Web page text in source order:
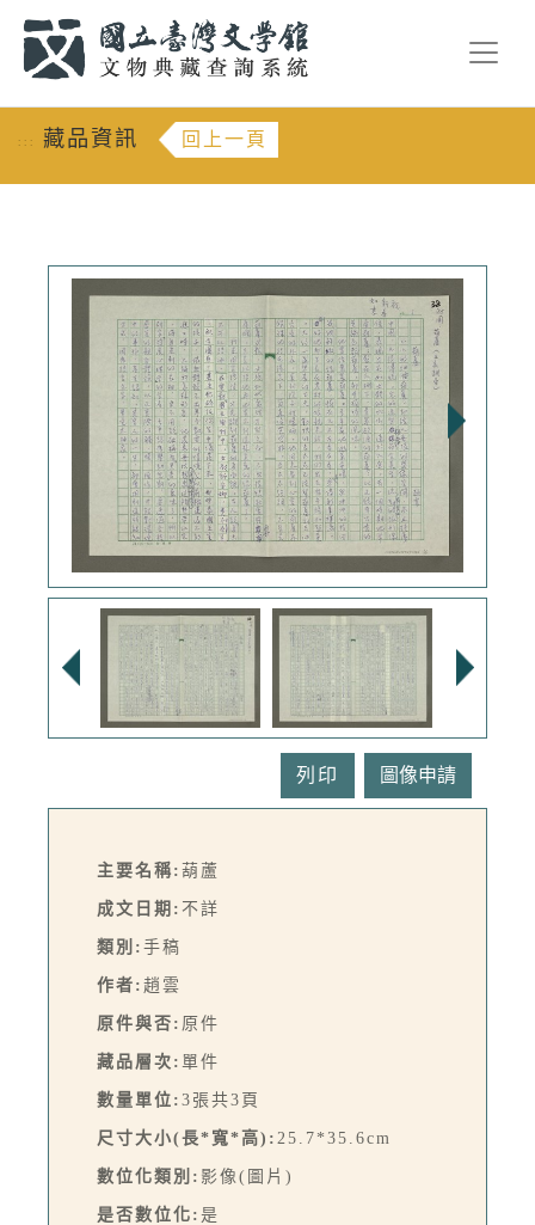
::: 藏品資訊 回上一頁
列印
主要名稱: 葫蘆
成文日期: 不詳
類別: 手稿
作者: 趙雲
原件與否: 原件
藏品層次: 單件
數量單位: 3張共3頁
尺寸大小(長*寬*高): 25.7*35.6cm
數位化類別: 影像(圖片)
是否數位化: 是